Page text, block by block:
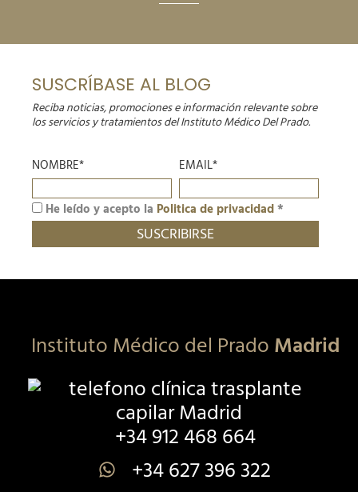
SUSCRÍBASE AL BLOG
Reciba noticias, promociones e información relevante sobre
los servicios y tratamientos del Instituto Médico Del Prado.
NOMBRE* EMAIL*
He leído y acepto la Politica de privacidad*
Instituto Médico del PradoMadrid
+34 912 468 664
+34 627 396 322